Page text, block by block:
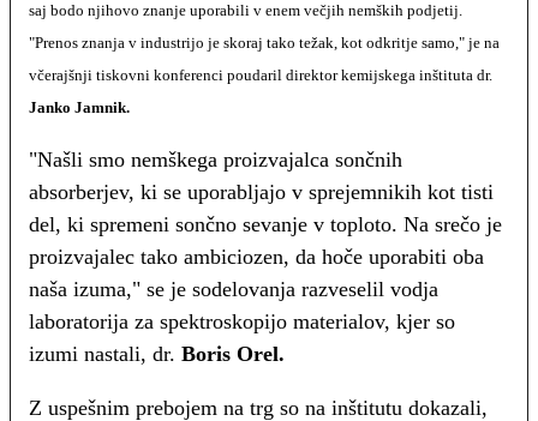
saj bodo njihovo znanje uporabili v enem večjih nemških podjetij.
"Prenos znanja v industrijo je skoraj tako težak, kot odkritje samo," je na
včerajšnji tiskovni konferenci poudaril direktor kemijskega inštituta dr.
Janko Jamnik.
"Našli smo nemškega proizvajalca sončnih
absorberjev, ki se uporabljajo v sprejemnikih kot tisti
del, ki spremeni sončno sevanje v toploto. Na srečo je
proizvajalec tako ambiciozen, da hoče uporabiti oba
naša izuma," se je sodelovanja razveselil vodja
laboratorija za spektroskopijo materialov, kjer so
izumi nastali, dr. Boris Orel.
Z uspešnim prebojem na trg so na inštitutu dokazali,